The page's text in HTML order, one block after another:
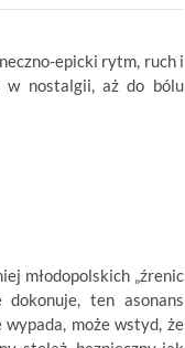
epicki rytm, ruch i
w nostalgii, aż do bólu
młodopolskich „źrenic
ten asonans
może wstyd, że